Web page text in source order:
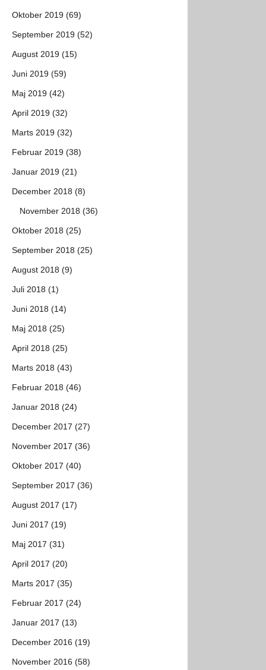
Oktober 2019 (69)
September 2019 (52)
August 2019 (15)
Juni 2019 (59)
Maj 2019 (42)
April 2019 (32)
Marts 2019 (32)
Februar 2019 (38)
Januar 2019 (21)
December 2018 (8)
November 2018 (36)
Oktober 2018 (25)
September 2018 (25)
August 2018 (9)
Juli 2018 (1)
Juni 2018 (14)
Maj 2018 (25)
April 2018 (25)
Marts 2018 (43)
Februar 2018 (46)
Januar 2018 (24)
December 2017 (27)
November 2017 (36)
Oktober 2017 (40)
September 2017 (36)
August 2017 (17)
Juni 2017 (19)
Maj 2017 (31)
April 2017 (20)
Marts 2017 (35)
Februar 2017 (24)
Januar 2017 (13)
December 2016 (19)
November 2016 (58)